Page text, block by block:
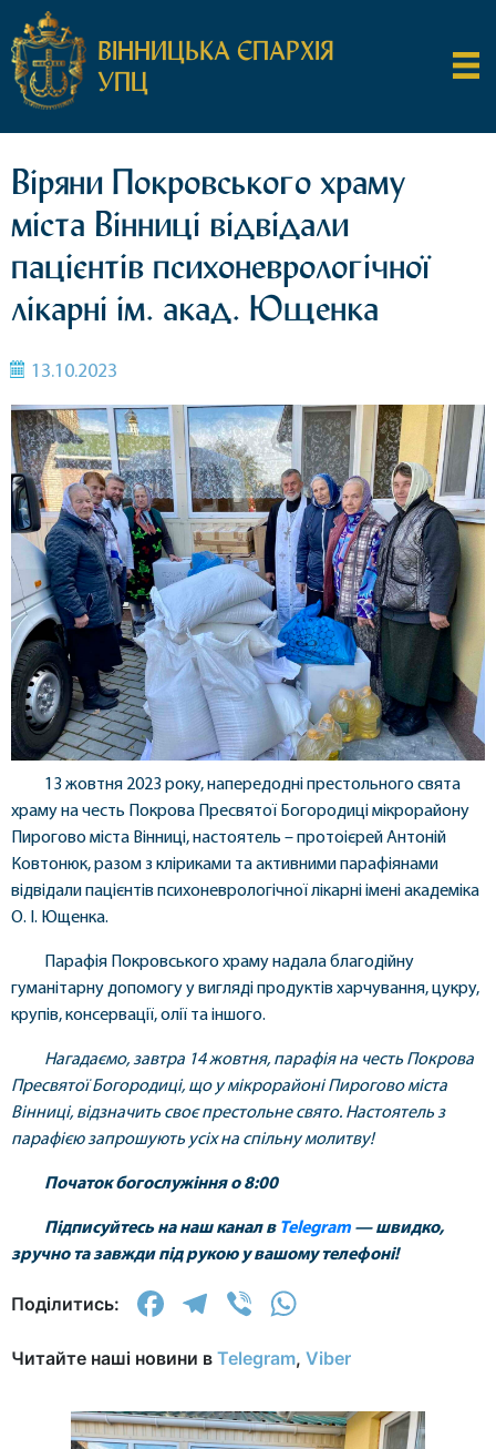
ВІННИЦЬКА ЄПАРХІЯ
УПЦ
Віряни Покровського храму
міста Вінниці відвідали
пацієнтів психоневрологічної
лікарні ім. акад. Ющенка
13.10.2023
13 жовтня 2023 року, напередодні престольного свята
храму на честь Покрова Пресвятої Богородиці мікрорайону
Пирогово міста Вінниці, настоятель – протоієрей Антоній
Ковтонюк, разом з кліриками та активними парафіянами
відвідали пацієнтів психоневрологічної лікарні імені академіка
О. І. Ющенка.
Парафія Покровського храму надала благодійну
гуманітарну допомогу у вигляді продуктів харчування, цукру,
крупів, консервації, олії та іншого.
Нагадаємо, завтра 14 жовтня, парафія на честь Покрова
Пресвятої Богородиці, що у мікрорайоні Пирогово міста
Вінниці, відзначить своє престольне свято. Настоятель з
парафією запрошують усіх на спільну молитву!
Початок богослужіння о 8:00
Підписуйтесь на наш канал в Telegram — швидко,
зручно та завжди під рукою у вашому телефоні!
Поділитись: Facebook
Telegram
Viber
Читайте наші новини в Telegram, Viber